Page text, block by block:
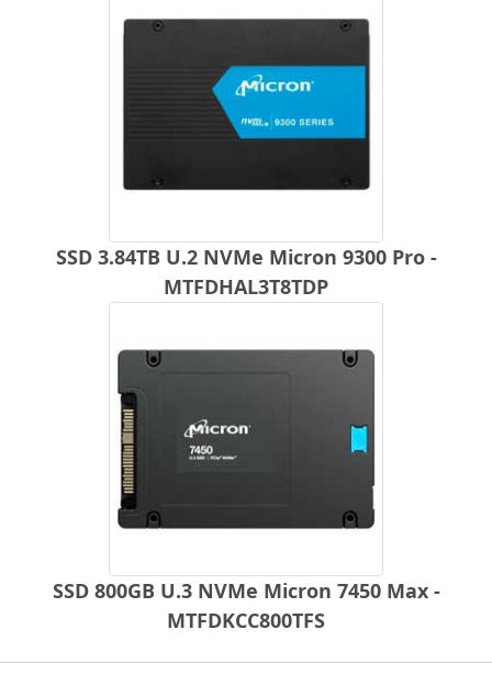
SSD 3.84TB U.2 NVMe Micron 9300 Pro -
MTFDHAL3T8TDP
SSD 800GB U.3 NVMe Micron 7450 Max -
MTFDKCC800TFS